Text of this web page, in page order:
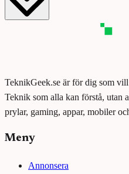
TeknikGeek.se är för dig som
Teknik som alla kan förstå, utan
prylar, gaming, appar, mobiler
Meny
Annonsera